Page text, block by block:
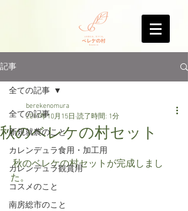
記事
全ての記事
新規就農のこと
カレンデュラ食用・加工用
カレンデュラ観賞用
コスメのこと
南房総市のこと
全ての記事
秋のベレケの村セット
berekenomura
2017年10月15日 読了時間: 1分
秋のベレケの村セットが完成しまし
た。